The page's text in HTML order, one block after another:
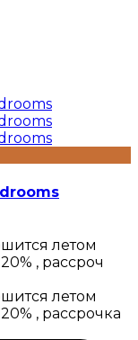
летом
, рассроч
летом
, рассрочка